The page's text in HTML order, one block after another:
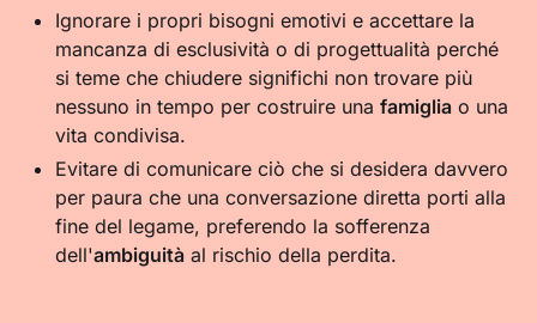
Ignorare i propri bisogni emotivi e accettare la
mancanza di esclusività o di progettualità perché
si teme che chiudere significhi non trovare più
nessuno in tempo per costruire unafamiglia o una
vita condivisa.
Evitare di comunicare ciò che si desidera davvero
per paura che una conversazione diretta porti alla
fine del legame, preferendo la sofferenza
dell'ambiguità al rischio della perdita.